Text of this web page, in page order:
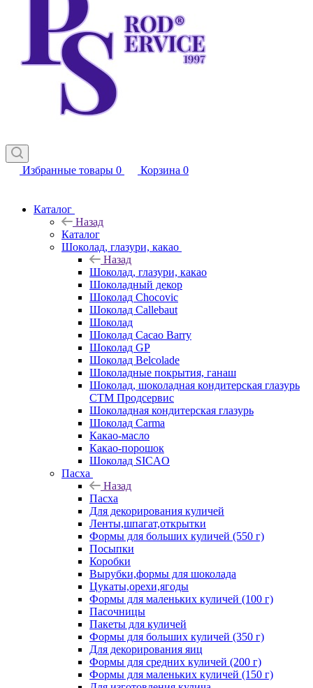
Избранные товары 0 Корзина 0
Каталог
Назад
Каталог
Шоколад, глазури, какао
Назад
Шоколад, глазури, какао
Шоколадный декор
Шоколад Chocovic
Шоколад Callebaut
Шоколад
Шоколад Cacao Barry
Шоколад GP
Шоколад Belcolade
Шоколадные покрытия, ганаш
Шоколад, шоколадная кондитерская глазурь
СТМ Продсервис
Шоколадная кондитерская глазурь
Шоколад Carma
Какао-масло
Какао-порошок
Шоколад SICAO
Пасха
Назад
Пасха
Для декорирования куличей
Ленты,шпагат,открытки
Формы для больших куличей (550 г)
Посыпки
Коробки
Вырубки,формы для шоколада
Цукаты,орехи,ягоды
Формы для маленьких куличей (100 г)
Пасочницы
Пакеты для куличей
Формы для больших куличей (350 г)
Для декорирования яиц
Формы для средних куличей (200 г)
Формы для маленьких куличей (150 г)